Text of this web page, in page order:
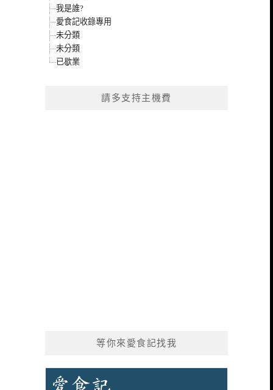
我是誰?
愛食記收錄專用
未分類
未分類
已歇業
請多支持主機費
等你來愛食記找我